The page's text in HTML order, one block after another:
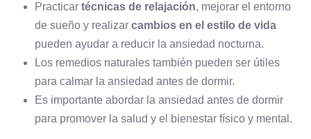
Practicar técnicas de relajación, mejorar el entorno
de sueño y realizar cambios en el estilo de vida
pueden ayudar a reducir la ansiedad nocturna.
Los remedios naturales también pueden ser útiles
para calmar la ansiedad antes de dormir.
Es importante abordar la ansiedad antes de dormir
para promover la salud y el bienestar físico y mental.